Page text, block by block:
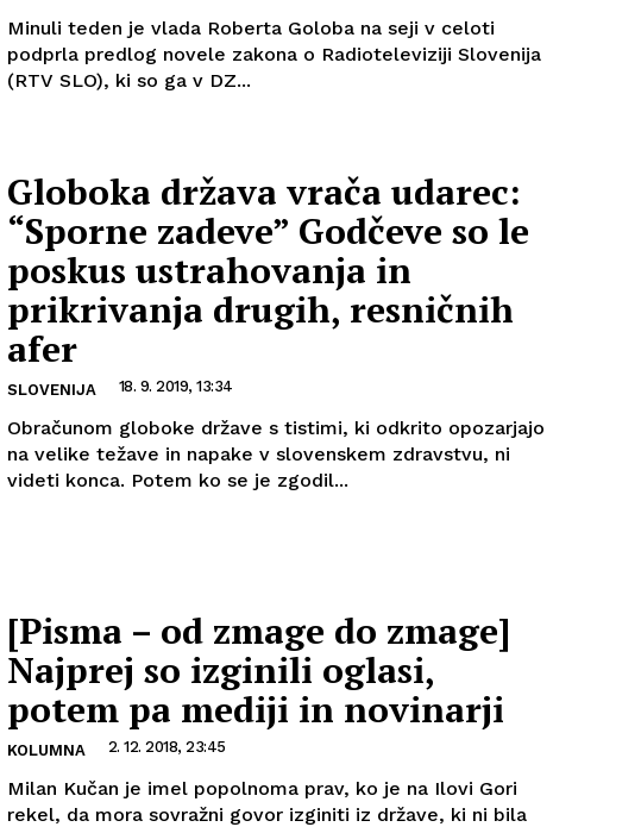
Minuli teden je vlada Roberta Goloba na seji v celoti
podprla predlog novele zakona o Radioteleviziji Slovenija
(RTV SLO), ki so ga v DZ...
Globoka država vrača udarec:
“Sporne zadeve” Godčeve so le
poskus ustrahovanja in
prikrivanja drugih, resničnih
afer
SLOVENIJA 18. 9. 2019, 13:34
Obračunom globoke države s tistimi, ki odkrito opozarjajo
na velike težave in napake v slovenskem zdravstvu, ni
videti konca. Potem ko se je zgodil...
[Pisma – od zmage do zmage]
Najprej so izginili oglasi,
potem pa mediji in novinarji
KOLUMNA 2. 12. 2018, 23:45
Milan Kučan je imel popolnoma prav, ko je na Ilovi Gori
rekel, da mora sovražni govor izginiti iz države, ki ni bila